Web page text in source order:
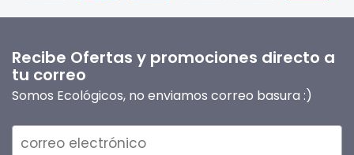
Recibe Ofertas y promociones directo a
tu correo
Somos Ecológicos, no enviamos correo basura :)